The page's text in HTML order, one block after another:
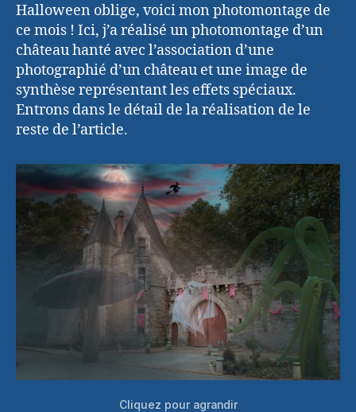
Halloween oblige, voici mon photomontage de
ce mois ! Ici, j’a réalisé un photomontage d’un
château hanté avec l’association d’une
photographié d’un château et une image de
synthèse représentant les effets spéciaux.
Entrons dans le détail de la réalisation de le
reste de l’article.
Cliquez pour agrandir